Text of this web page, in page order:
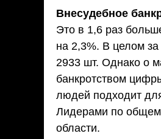
Внесудебное
Это в 1,6 раз
на 2,3%. В целом
2933 шт. Однако о
банкротством
людей подходит
Лидерами по
области.